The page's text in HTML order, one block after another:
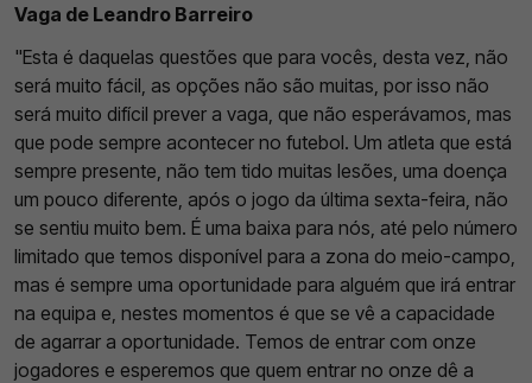
Vaga de Leandro Barreiro
"Esta é daquelas questões que para vocês, desta vez, não
será muito fácil, as opções não são muitas, por isso não
será muito difícil prever a vaga, que não esperávamos, mas
que pode sempre acontecer no futebol. Um atleta que está
sempre presente, não tem tido muitas lesões, uma doença
um pouco diferente, após o jogo da última sexta-feira, não
se sentiu muito bem. É uma baixa para nós, até pelo número
limitado que temos disponível para a zona do meio-campo,
mas é sempre uma oportunidade para alguém que irá entrar
na equipa e, nestes momentos é que se vê a capacidade
de agarrar a oportunidade. Temos de entrar com onze
jogadores e esperemos que quem entrar no onze dê a